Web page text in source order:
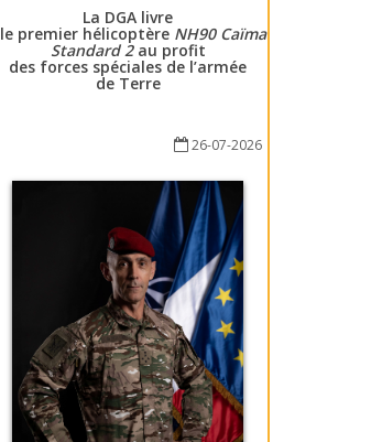
La DGA livre
le premier hélicoptère NH90 Caïman
Standard 2au profit
des forces spéciales de l’armée
de Terre
26-07-2026